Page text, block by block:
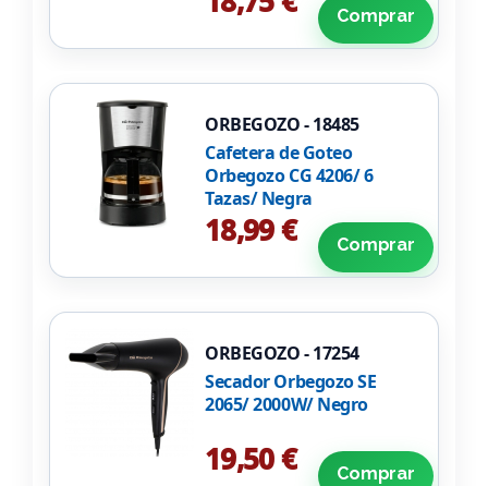
Comprar
ORBEGOZO - 18485
Cafetera de Goteo
Orbegozo CG 4206/ 6
Tazas/ Negra
18,99 € Comprar
ORBEGOZO - 17254
Secador Orbegozo SE
2065/ 2000W/ Negro
19,50 € Comprar